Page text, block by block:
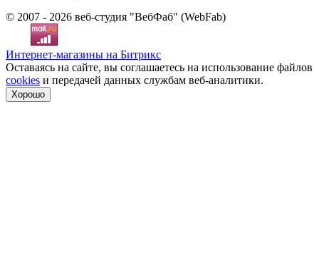
© 2007 - 2026 веб-студия "ВебФаб" (WebFab)
Интернет-магазины на Битрикс
Оставаясь на сайте, вы соглашаетесь на использование файлов
cookies и передачей данных службам веб-аналитики.
Хорошо